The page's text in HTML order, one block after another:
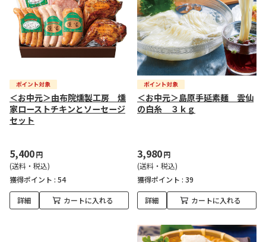
＜お中元＞由布院燻製工房 燻
家ローストチキンとソーセージ
セット
5,400円
(送料・税込)
獲得ポイント : 54
詳細 カートに入れる
＜お中元＞島原手延素麺 雲仙
の白糸 ３ｋｇ
3,980円
(送料・税込)
獲得ポイント : 39
詳細 カートに入れる